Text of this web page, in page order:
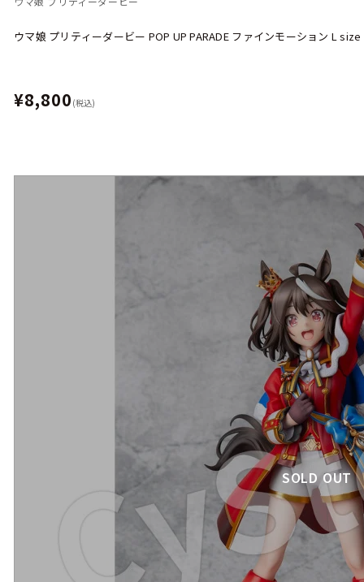
ウマ娘 プリティーダービー POP UP PARADE ファインモーション L size
¥8,800 (税込)
SOLD OUT